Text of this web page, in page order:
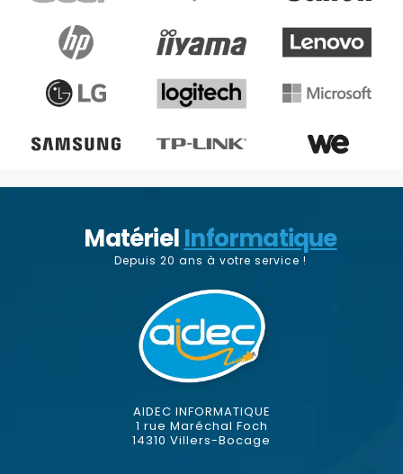
MatérielInformatique
Depuis 20 ans à votre service !
AIDEC INFORMATIQUE
1 rue Maréchal Foch
14310 Villers-Bocage